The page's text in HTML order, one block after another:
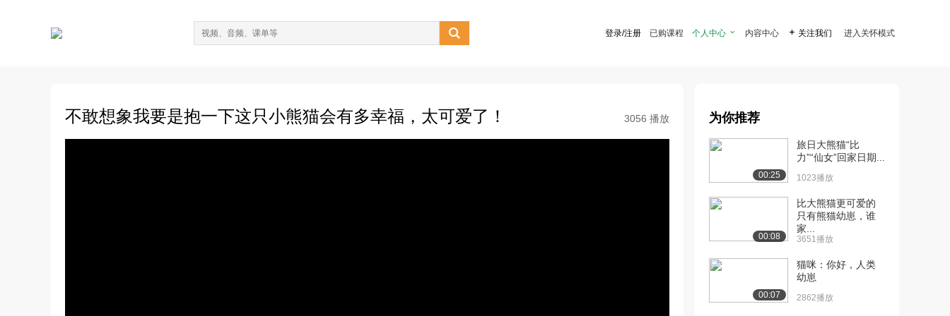
 登录/注册 已购课程 个人中心  内容中心  关注我们 进入关怀模式
不敢想象我要是抱一下这只小熊猫会有多幸福，太可爱了！ 3056 播放 为你推荐
00:25
旅日大熊猫“比
力”“仙女”回家日期...
1023播放
00:08
比大熊猫更可爱的
只有熊猫幼崽，谁
家...
3651播放
00:07
猫咪：你好，人类
幼崽
2862播放